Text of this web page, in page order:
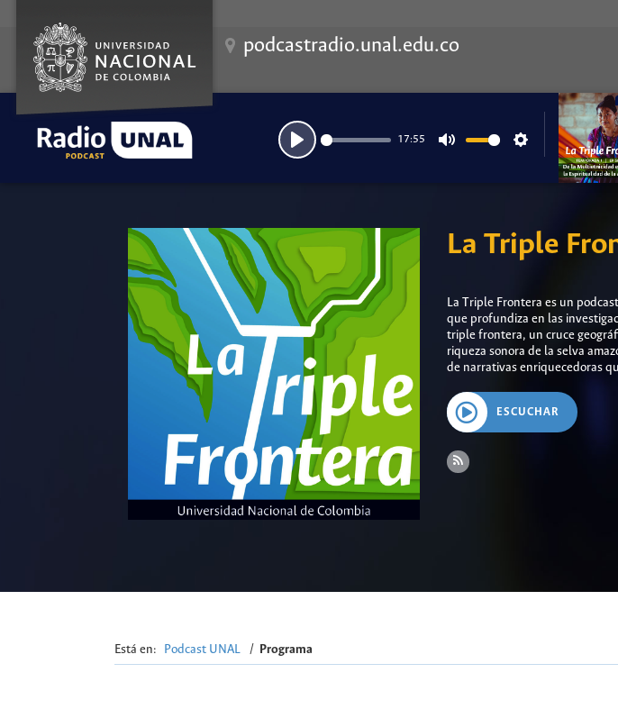
podcastradio.unal.edu.co
Play
17:55
Settings
La Triple
La Triple Frontera es un
que profundiza en las
triple frontera, un cruce
riqueza sonora de la selva
de narrativas enriquecedoras
ESCUCHAR
Está en: Podcast UNAL / Programa